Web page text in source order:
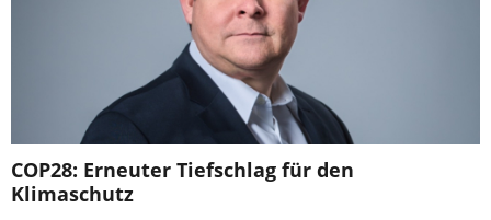
COP28: Erneuter Tiefschlag für den
Klimaschutz